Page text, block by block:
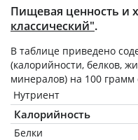
Пищевая ценность и
классический".
В таблице приведено
(калорийности, белков,
минералов) на 100 грамм
Нутриент
Калорийность
Белки